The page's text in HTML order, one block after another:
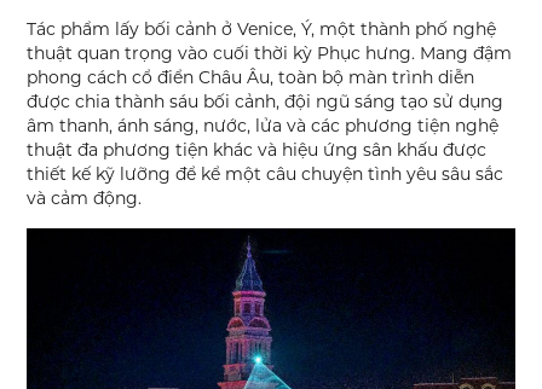
Tác phẩm lấy bối cảnh ở Venice, Ý, một thành phố nghệ
thuật quan trọng vào cuối thời kỳ Phục hưng. Mang đậm
phong cách cổ điển Châu Âu, toàn bộ màn trình diễn
được chia thành sáu bối cảnh, đội ngũ sáng tạo sử dụng
âm thanh, ánh sáng, nước, lửa và các phương tiện nghệ
thuật đa phương tiện khác và hiệu ứng sân khấu được
thiết kế kỹ lưỡng để kể một câu chuyện tình yêu sâu sắc
và cảm động.